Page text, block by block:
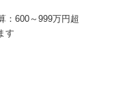
：600～999万円超
す